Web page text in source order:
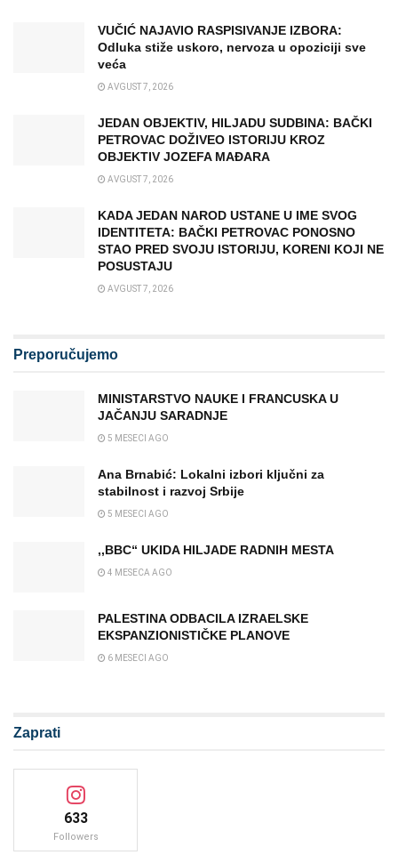
VUČIĆ NAJAVIO RASPISIVANJE IZBORA:
Odluka stiže uskoro, nervoza u opoziciji sve
veća
AVGUST 7, 2026
JEDAN OBJEKTIV, HILJADU SUDBINA: BAČKI
PETROVAC DOŽIVEO ISTORIJU KROZ
OBJEKTIV JOZEFA MAĐARA
AVGUST 7, 2026
KADA JEDAN NAROD USTANE U IME SVOG
IDENTITETA: BAČKI PETROVAC PONOSNO
STAO PRED SVOJU ISTORIJU, KORENI KOJI NE
POSUSTAJU
AVGUST 7, 2026
Preporučujemo
MINISTARSTVO NAUKE I FRANCUSKA U
JAČANJU SARADNJE
5 MESECI AGO
Ana Brnabić: Lokalni izbori ključni za
stabilnost i razvoj Srbije
5 MESECI AGO
,,BBC“ UKIDA HILJADE RADNIH MESTA
4 MESECA AGO
PALESTINA ODBACILA IZRAELSKE
EKSPANZIONISTIČKE PLANOVE
6 MESECI AGO
Zaprati
633
Followers